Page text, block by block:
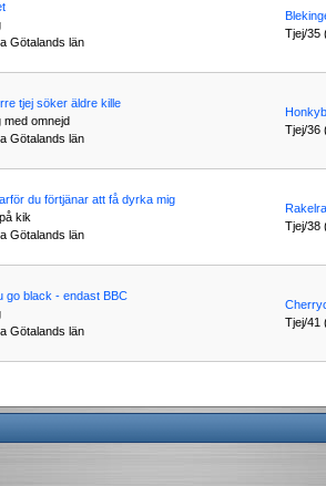
Götalands län
Tjej/35
tjej söker äldre kille
med omnejd
Götalands län
Tjej/36
du förtjänar att få dyrka mig
kik
Götalands län
Tjej/38
go black - endast BBC
Götalands län
Tjej/41